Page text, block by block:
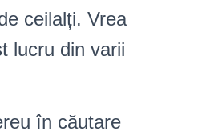
ceilalți. Vrea
lucru din varii
în căutare